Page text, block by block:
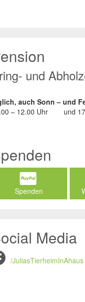
und
auch Sonn – und
– 12.00 Uhr
und
Spenden
Media
/JuliasTierheimInAhaus